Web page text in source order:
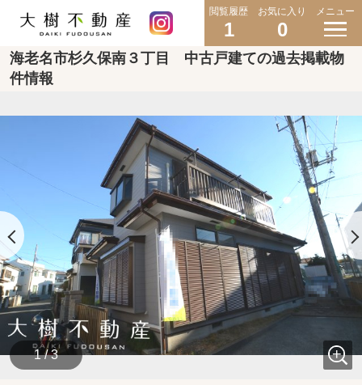
閲覧履歴
1
お気に入り
0
メニュー
海老名市杉久保南３丁目 中古戸建ての過去掲載物
件情報
1 / 3